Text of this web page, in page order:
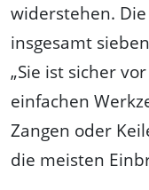
widerstehen. Die
insgesamt
„Sie ist sicher
einfachen
Zangen oder
die meisten